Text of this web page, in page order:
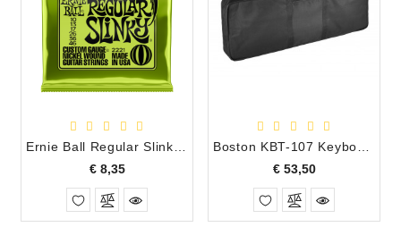
€ 8,35Prijs
€ 53,50Prijs